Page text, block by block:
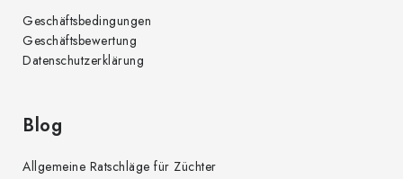
Geschäftsbedingungen
Geschäftsbewertung
Datenschutzerklärung
Blog
Allgemeine Ratschläge für Züchter